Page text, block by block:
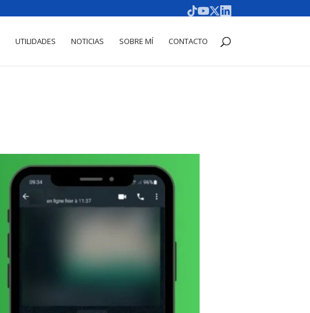
UTILIDADES NOTICIAS SOBRE MÍ CONTACTO